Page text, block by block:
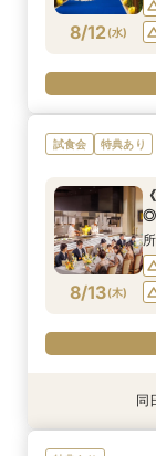
8/12(水)
試食会 特典あり
8/13(木)
◎
特典あり同